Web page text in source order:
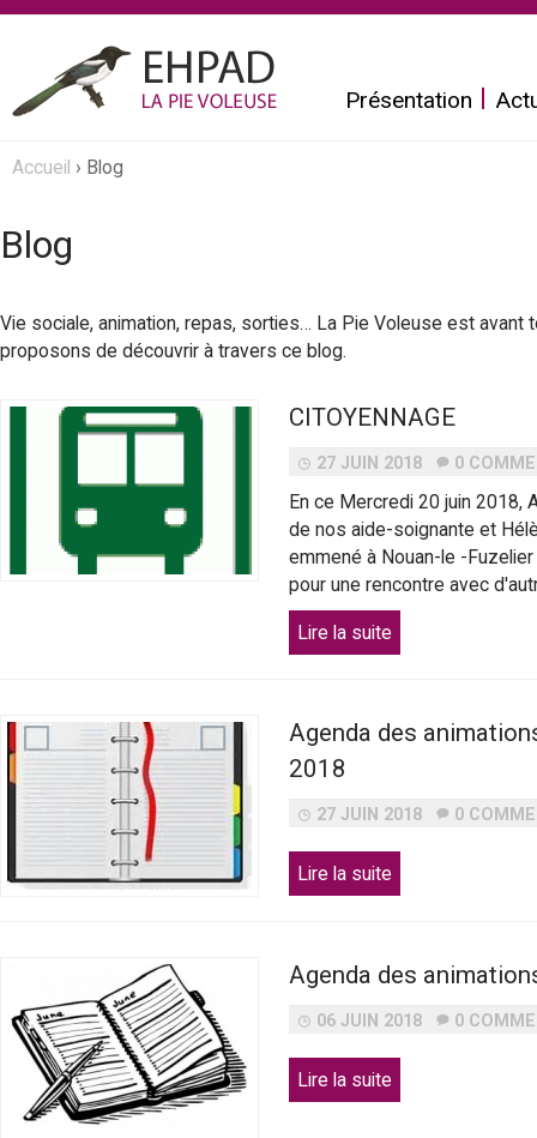
au
contenu
E
p
a
v
o
e
s
e
-
Présentation
êtes
Accueil › Blog
Blog
Vie sociale, animation, repas, sorties… La Pie Voleuse est avant
proposons de découvrir à travers ce blog.
CITOYENNAGE
27 JUIN 2018 0
En ce Mercredi 20 juin 2018,
de nos aide-soignante et
emmené à Nouan-le -
pour une rencontre avec
Lire la suite
Agenda des
2018
27 JUIN 2018 0
Lire la suite
Agenda des
06 JUIN 2018 0
Lire la suite